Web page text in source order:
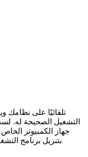
التشغيل الصحيحة له.
جهاز الكمبيوتر
بتنزيل برنامج